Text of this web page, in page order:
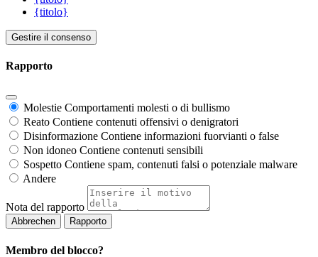
{titolo}
Gestire il consenso
Rapporto
Molestie Comportamenti molesti o di bullismo
Reato Contiene contenuti offensivi o denigratori
Disinformazione Contiene informazioni fuorvianti o false
Non idoneo Contiene contenuti sensibili
Sospetto Contiene spam, contenuti falsi o potenziale malware
Andere
Nota del rapporto
Rapporto
Membro del blocco?